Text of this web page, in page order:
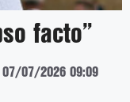
facto”
07/2026 09:09